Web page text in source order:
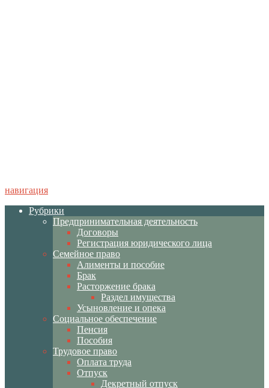
навигация
Рубрики
Предпринимательная деятельность
Договоры
Регистрация юридического лица
Семейное право
Алименты и пособие
Брак
Расторжение брака
Раздел имущества
Усыновление и опека
Социальное обеспечение
Пенсия
Пособия
Трудовое право
Оплата труда
Отпуск
Декретный отпуск